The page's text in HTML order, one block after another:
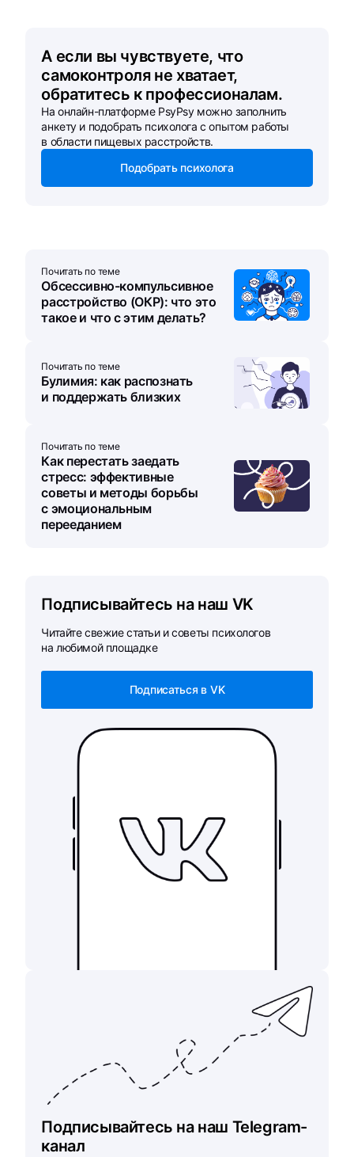
А если вы чувствуете, что
самоконтроля не хватает,
обратитесь к профессионалам.
На онлайн-платформе PsyPsy можно заполнить
анкету и подобрать психолога с опытом работы
в области пищевых расстройств.
Подобрать психолога
Почитать по теме
Обсессивно-компульсивное
расстройство (ОКР): что это
такое и что с этим делать?
Почитать по теме
Булимия: как распознать
и поддержать близких
Почитать по теме
Как перестать заедать
стресс: эффективные
советы и методы борьбы
с эмоциональным
перееданием
Подписывайтесь на наш VK
Читайте свежие статьи и советы психологов
на любимой площадке
Подписаться в VK
Подписывайтесь на наш Telegram-
канал